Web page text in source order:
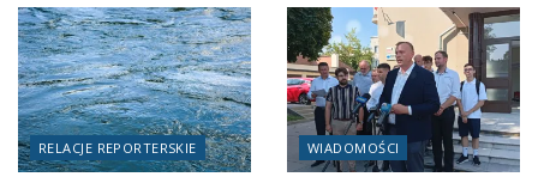
RELACJE REPORTERSKIE WIADOMOŚCI